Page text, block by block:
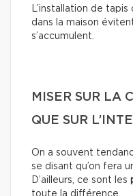
L’installation de
dans la maison
s’accumulent.
MISER SUR LA
QUE SUR
On a souvent
se disant qu’on fera
D’ailleurs, ce sont les
toute la différence.